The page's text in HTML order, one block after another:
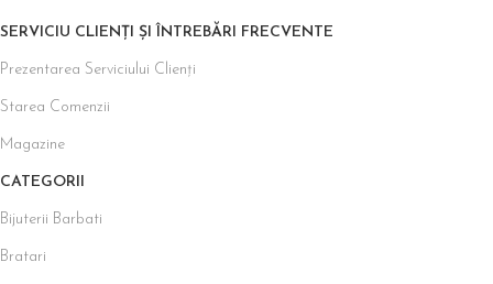
SERVICIU CLIENȚI ȘI ÎNTREBĂRI FRECVENTE
Prezentarea Serviciului Clienți
Starea Comenzii
Magazine
CATEGORII
Bijuterii Barbati
Bratari